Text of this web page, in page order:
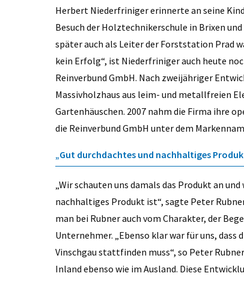
Herbert Niederfriniger erinnerte an seine
Besuch der Holztechnikerschule in Brixen
später auch als Leiter der Forststation Prad
kein Erfolg“, ist ­Niederfriniger auch heute
Reinverbund GmbH. Nach zweijähriger
Massivholzhaus aus leim- und metallfreien
Gartenhäuschen. 2007 nahm die Firma ihre
die Reinverbund GmbH unter dem
„Gut durchdachtes und nachhaltiges
„Wir schauten uns damals das Produkt an
nachhaltiges Produkt ist“, sagte Peter
man bei Rubner auch vom ­Charakter, der
Unternehmer. „Ebenso klar war für uns,
Vinschgau stattfinden muss“, so Peter
Inland ebenso wie im Ausland. Diese